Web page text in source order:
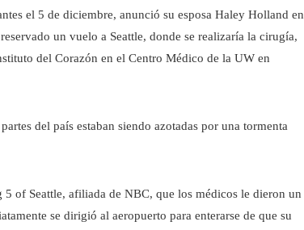
el 5 de diciembre, anunció su esposa Haley Holland en
un vuelo a Seattle, donde se realizaría la cirugía,
del Corazón en el Centro Médico de la UW en
del país estaban siendo azotadas por una tormenta
of Seattle, afiliada de NBC, que los médicos le dieron un
se dirigió al aeropuerto para enterarse de que su